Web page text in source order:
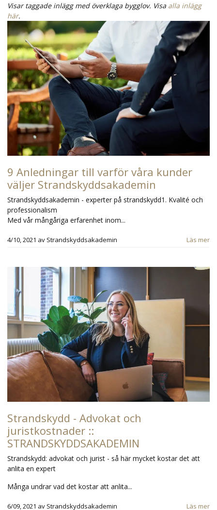
Visar taggade inlägg med överklaga bygglov. Visa alla inlägg
här.
9 Anledningar till varför våra kunder
väljer Strandskyddsakademin
Strandskyddsakademin - experter på strandskydd1. Kvalité och
professionalism
Med vår mångåriga erfarenhet inom...
4/10, 2021 av Strandskyddsakademin Läs mer
Strandskydd - Advokat och
juristkostnader ::
STRANDSKYDDSAKADEMIN
Strandskydd: advokat och jurist - så här mycket kostar det att
anlita en expert
Många undrar vad det kostar att anlita...
6/09, 2021 av Strandskyddsakademin Läs mer